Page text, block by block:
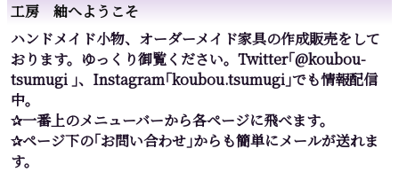
工房 紬へようこそ
ハンドメイド小物、オーダーメイド家具の作成販売をして
おります。ゆっくり御覧ください。Twitter｢@koubou-
tsumugi ｣、Instagram｢koubou.tsumugi｣でも情報配信
中。
✰一番上のメニューバーから各ページに飛べます。
✰ページ下の｢お問い合わせ｣からも簡単にメールが送れま
す。